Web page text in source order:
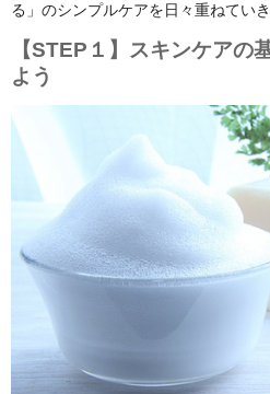
る」のシンプルケアを日々重ねていき
【STEP１】スキンケアの
よう